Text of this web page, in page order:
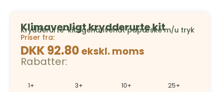
Klimavenligt krydderurte kit
Krydderurte-kit i genanvendt papæske m/u tryk
Priser fra:
DKK 92.80ekskl. moms
Rabatter:
1+ 3+ 10+ 25+